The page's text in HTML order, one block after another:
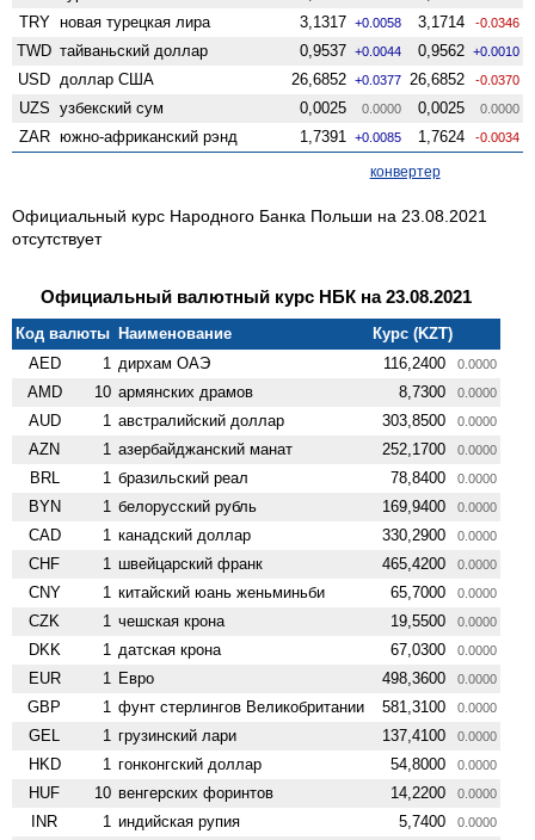
TRY новая турецкая лира 3,1317 +0.0058 3,1714 -0.0346
TWD тайваньский доллар 0,9537 +0.0044 0,9562 +0.0010
USD доллар США 26,6852 +0.0377 26,6852 -0.0370
UZS узбекский сум 0,0025 0.0000 0,0025 0.0000
ZAR южно-африканский рэнд 1,7391 +0.0085 1,7624 -0.0034
конвертер
Официальный курс Народного Банка Польши на 23.08.2021
отсутствует
Официальный валютный курс НБК на 23.08.2021
Код валюты Наименование
Курс (KZT)
AED
1 дирхам ОАЭ 116,2400 0.0000
AMD 10 армянских драмов 8,7300 0.0000
AUD 1 австралийский доллар 303,8500 0.0000
AZN 1 азербайджанский манат 252,1700 0.0000
BRL 1 бразильский реал 78,8400 0.0000
BYN 1 белорусский рубль 169,9400 0.0000
CAD 1 канадский доллар 330,2900 0.0000
CHF 1 швейцарский франк 465,4200 0.0000
CNY 1 китайский юань женьминьби 65,7000 0.0000
CZK 1 чешская крона 19,5500 0.0000
DKK 1 датская крона 67,0300 0.0000
EUR 1 Евро 498,3600 0.0000
GBP 1 фунт стерлингов Велико­британии 581,3100 0.0000
GEL 1 грузинский лари 137,4100 0.0000
HKD 1 гонконгский доллар 54,8000 0.0000
HUF 10 венгерских форинтов 14,2200 0.0000
INR 1 индийская рупия 5,7400 0.0000